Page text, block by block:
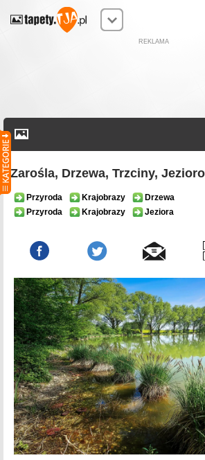
REKLAMA
Zarośla, Drzewa, Trzciny,
Przyroda Krajobrazy
Drzewa
Przyroda
Krajobrazy Jeziora